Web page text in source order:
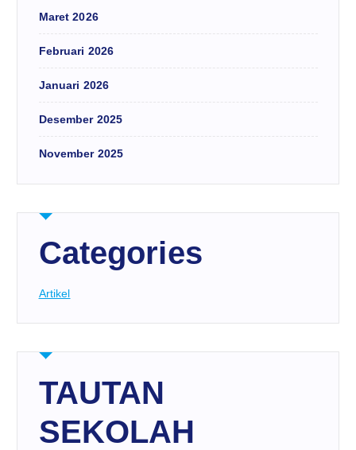
Maret 2026
Februari 2026
Januari 2026
Desember 2025
November 2025
Categories
Artikel
TAUTAN
SEKOLAH